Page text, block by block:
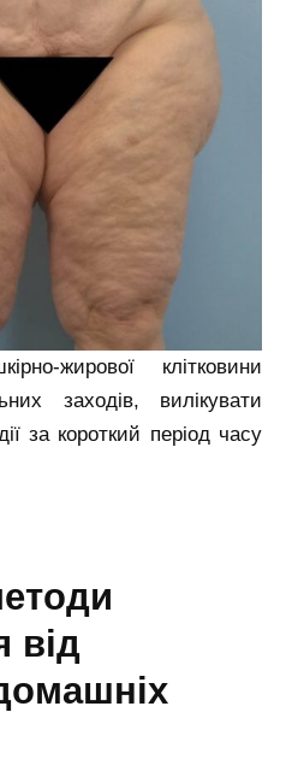
жирової клітковини
заходів, вилікувати
за короткий період часу
від